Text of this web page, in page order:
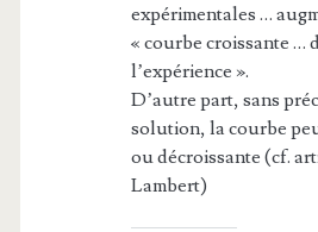
expérimentales …
« courbe croissante …
l’expérience ».
D’autre part, sans
solution, la courbe
ou décroissante (cf.
Lambert)